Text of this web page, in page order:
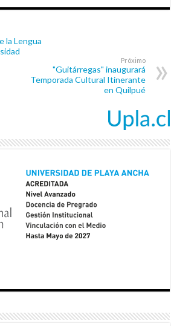
la Lengua
Próximo
"Guitárregas" inaugurará
Temporada Cultural Itinerante
en Quilpué